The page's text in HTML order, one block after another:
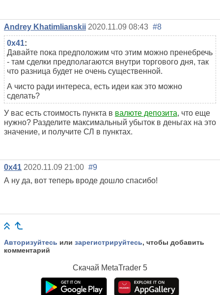
Andrey Khatimlianskii 2020.11.09 08:43 #8
0x41:
Давайте пока предположим что этим можно пренебречь
- там сделки предполагаются внутри торгового дня, так
что разница будет не очень существенной.
А чисто ради интереса, есть идеи как это можно
сделать?
У вас есть стоимость пункта в валюте депозита, что еще
нужно? Разделите максимальный убыток в деньгах на это
значение, и получите СЛ в пунктах.
0x41 2020.11.09 21:00 #9
А ну да, вот теперь вроде дошло спасибо!
Авторизуйтесь или зарегистрируйтесь, чтобы добавить
комментарий
Скачай MetaTrader 5